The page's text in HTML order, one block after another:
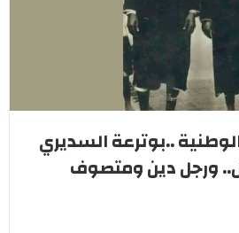
..بوترعة السديري
ورجل دين ومتصوف